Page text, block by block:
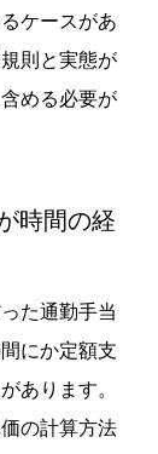
ケースがあ
則と実態が
める必要が
時間の経
た通勤手当
にか定額支
あります。
の計算方法